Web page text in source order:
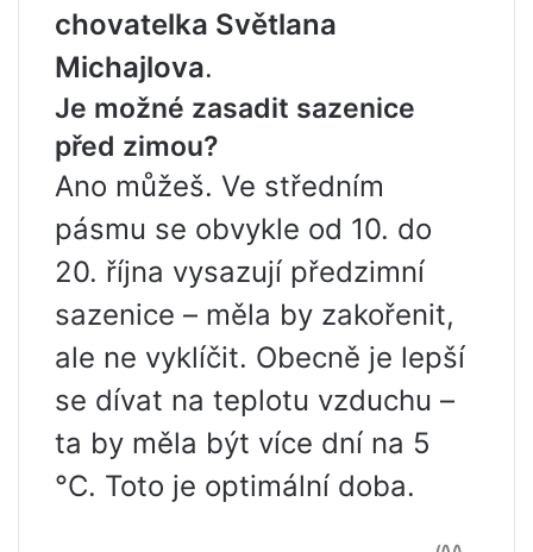
chovatelka Světlana
Michajlova.
Je možné zasadit sazenice
před zimou?
Ano můžeš. Ve středním
pásmu se obvykle od 10. do
20. října vysazují předzimní
sazenice – měla by zakořenit,
ale ne vyklíčit. Obecně je lepší
se dívat na teplotu vzduchu –
ta by měla být více dní na 5
°C. Toto je optimální doba.